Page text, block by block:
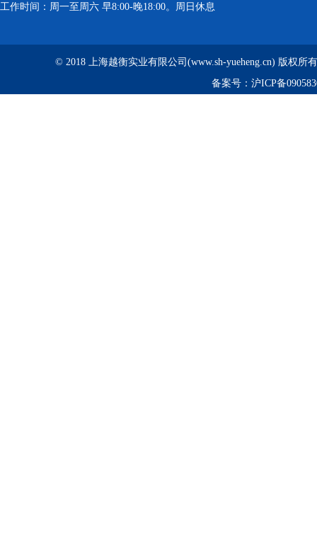
工作时间：周一至周六 早8:00-晚18:00。周日休息
© 2018 上海越衡实业有限公司(www.sh-yueheng.cn) 版权所
备案号： 沪ICP备